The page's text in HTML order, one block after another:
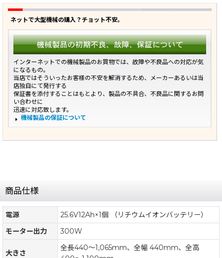
ネットで大型機械の購入？チョット不安。
インターネットでの機械製品のお買物では、故障や不良品への対応が気
になるもの。
当店ではそういったお客様の不安を解消するため、メーカーあるいは当
店独自にて発行する
保証書を添付することはもとより、製品の不具合、不良品に関するお問
い合わせに
迅速に対応致します。
機械製品の保証について
商品仕様
電源
25.6V12Ah×1個 （リチウムイオンバッテリー）
モーター出力
300W
大きさ
全長440〜1,065mm、全幅 440mm、全高